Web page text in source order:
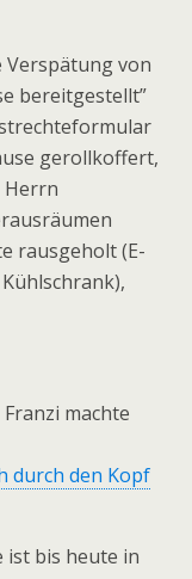
Verspätung von
bereitgestellt”
gerollkoffert,
Herrn
rausgeholt (E-
machte
durch den Kopf
ist bis heute in